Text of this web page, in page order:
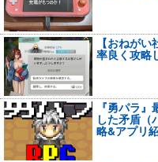
【おねが
率良く攻略
『勇パラ
した矛盾（
略&アプリ